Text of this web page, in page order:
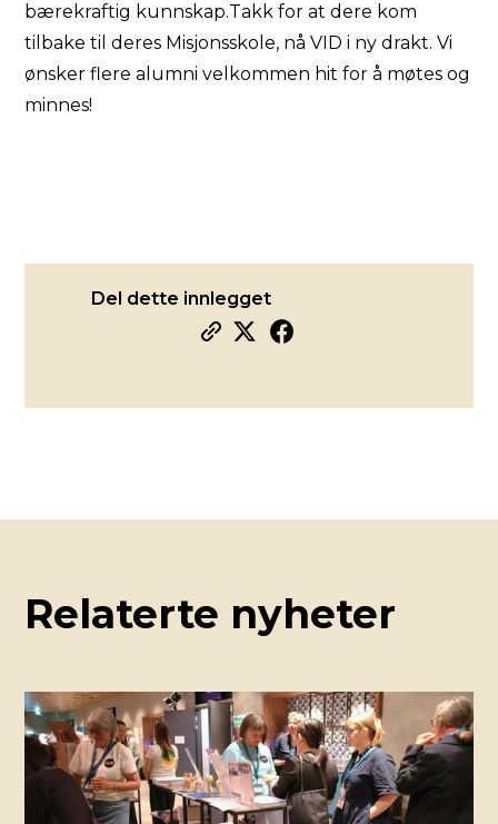
bærekraftig kunnskap.Takk for at dere kom
tilbake til deres Misjonsskole, nå VID i ny drakt. Vi
ønsker flere alumni velkommen hit for å møtes og
minnes!
Del dette innlegget
Relaterte nyheter